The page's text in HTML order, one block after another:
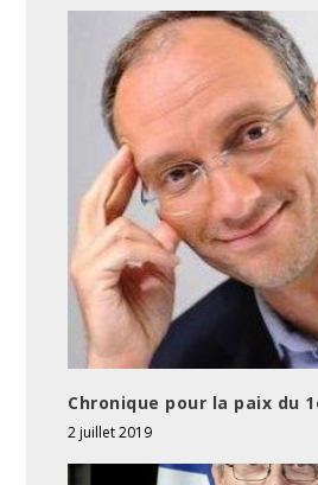
Chronique pour la paix du
2 juillet 2019